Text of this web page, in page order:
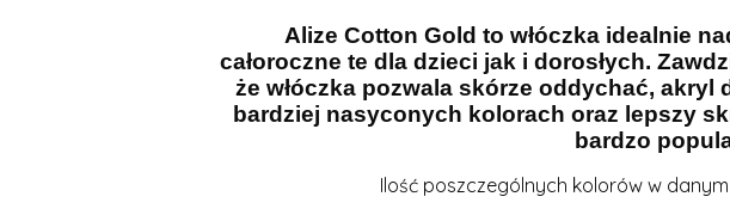
Alize Cotton Gold to włóczka idealnie
całoroczne te dla dzieci jak i dorosłych.
że włóczka pozwala skórze oddychać,
bardziej nasyconych kolorach oraz lepszy
bardzo
Ilość poszczególnych kolorów w